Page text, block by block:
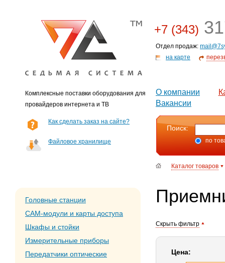
Комплексные поставки оборудования для
провайдеров интернета и ТВ
+7 (343)
Отдел продаж:
на карте
О компании
Вакансии
Как сделать заказ на сайте?
Файловое хранилище
Поиск:
по
Каталог товаров
Головные станции
CAM-модули и карты доступа
Шкафы и стойки
Измерительные приборы
Передатчики оптические
Скрыть фильтр
Цена: